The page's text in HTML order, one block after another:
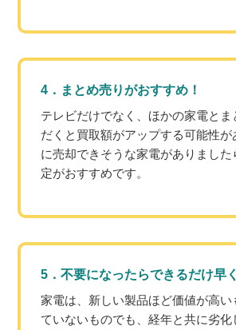
4．まとめ売りがおすすめ！
テレビだけでなく、ほかの家電とま
だくと買取額がアップする可能性
に売却できそうな家電がありました
定がおすすめです。
5．不要になったらできるだけ早
家電は、新しい製品ほど価値が高い
ていないものでも、経年と共に劣化